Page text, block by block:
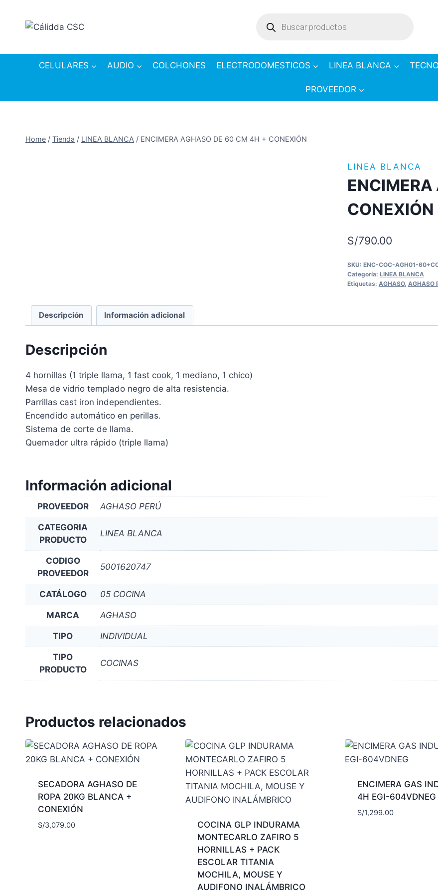
search
CELULARES AUDIO COLCHONES ELECTRODOMESTICOS LINEA BLANCA
PROVEEDOR
Home / Tienda / LINEA BLANCA / ENCIMERA AGHASO DE 60 CM 4H + CONEXIÓN
LINEA BLANCA
CONEXIÓN
S/790.00
SKU: ENC-COC-AGH01-
Categoría: LINEA BLANCA
Etiquetas: AGHASO, AGHASO
Descripción Información adicional
Descripción
4 hornillas (1 triple llama, 1 fast cook, 1 mediano, 1 chico)
Mesa de vidrio templado negro de alta resistencia.
Parrillas cast iron independientes.
Encendido automático en perillas.
Sistema de corte de llama.
Quemador ultra rápido (triple llama)
Información adicional
PROVEEDOR AGHASO PERÚ
CATEGORIA
PRODUCTO
LINEA BLANCA
CODIGO
PROVEEDOR
5001620747
CATÁLOGO 05 COCINA
MARCA AGHASO
TIPO INDIVIDUAL
TIPO
PRODUCTO
COCINAS
Productos relacionados
SECADORA AGHASO DE
ROPA 20KG BLANCA +
CONEXIÓN
S/3,079.00
COCINA GLP INDURAMA
MONTECARLO ZAFIRO 5
HORNILLAS + PACK
ESCOLAR TITANIA
MOCHILA, MOUSE Y
AUDIFONO INALÁMBRICO
ENCIMERA GAS
4H EGI-604VDNEG
S/1,299.00